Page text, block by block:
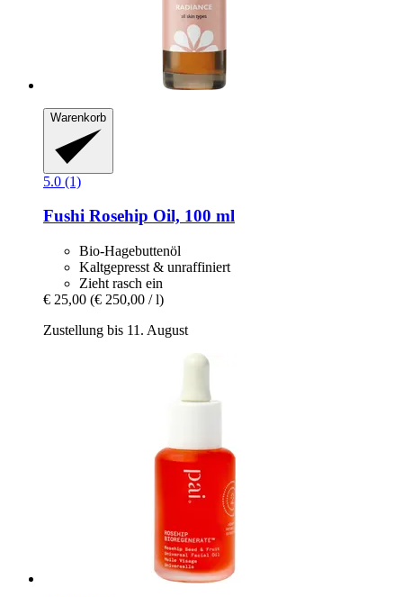
Warenkorb
5.0 (1)
Fushi Rosehip Oil, 100 ml
Bio-Hagebuttenöl
Kaltgepresst & unraffiniert
Zieht rasch ein
€ 25,00 (€ 250,00 / l)
Zustellung bis 11. August